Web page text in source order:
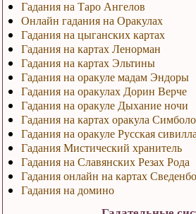
Гадания на Таро Ангелов
Онлайн гадания на Оракулах
Гадания на цыганских картах
Гадания на картах Ленорман
Гадания на картах Эльтины
Гадания на оракуле мадам Эндоры
Гадания на оракулах Дорин Верче
Гадания на оракуле Дыхание ночи
Гадания на картах оракула
Гадания на оракуле Русская сивилла
Гадания Мистический хранитель
Гадания на Славянских Резах Рода
Гадания онлайн на картах
Гадания на домино